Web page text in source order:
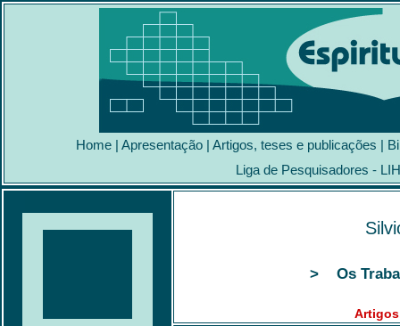
Home | Apresentação | Artigos, teses e publicações |
Liga de Pesquisadores -
> Os